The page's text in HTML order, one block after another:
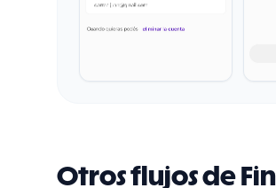
Otros flujos de